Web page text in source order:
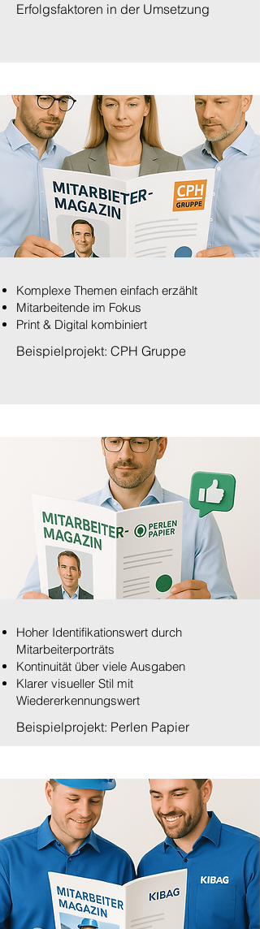
Erfolgsfaktoren in der Umsetzung
Komplexe Themen einfach erzählt
Mitarbeitende im Fokus
Print & Digital kombiniert
Beispielprojekt: CPH Gruppe
Hoher Identifikationswert durch
Mitarbeiterporträts
Kontinuität über viele Ausgaben
Klarer visueller Stil mit
Wiedererkennungswert
Beispielprojekt: Perlen Papier